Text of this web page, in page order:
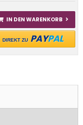
IN DEN WARENKORB
DIREKT ZU PAYPAL